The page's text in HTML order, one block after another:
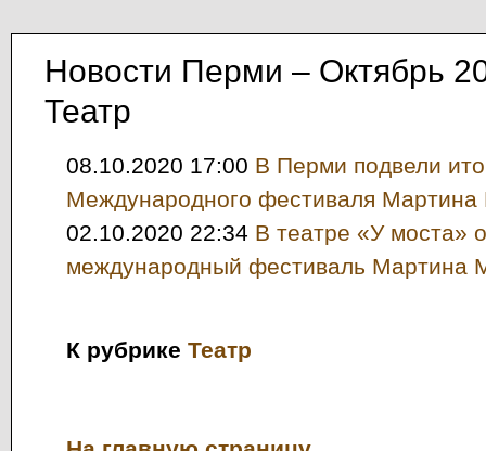
Новости Перми – Октябрь
Театр
08.10.2020 17:00 В Перми подвели
Международного фестиваля
02.10.2020 22:34 В театре «У моста»
международный фестиваль Мартина
К рубрике Театр